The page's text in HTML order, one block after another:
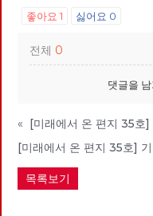
좋아요 1 싫어요 0
전체 0
댓글을
« [미래에서 온 편지 35호]
목록보기